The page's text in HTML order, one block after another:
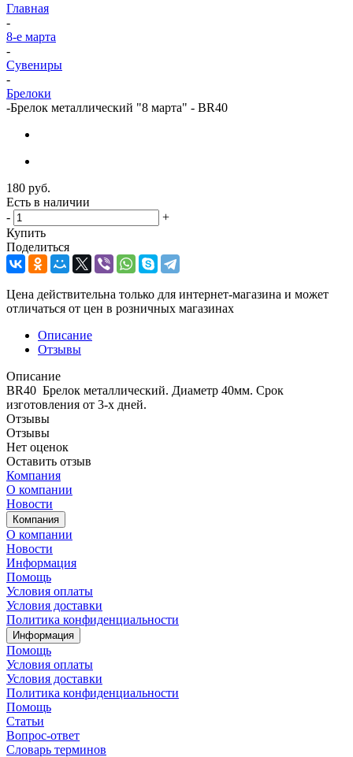
Главная
-
8-е марта
-
Сувениры
-
Брелоки
-Брелок металлический "8 марта" - BR40
180 руб.
Есть в наличии
-
+
Купить
Поделиться
Цена действительна только для интернет-магазина и может
отличаться от цен в розничных магазинах
Описание
Отзывы
Описание
BR40 Брелок металлический. Диаметр 40мм. Срок
изготовления от 3-х дней.
Отзывы
Отзывы
Нет оценок
Оставить отзыв
Компания
О компании
Новости
Компания
О компании
Новости
Информация
Помощь
Условия оплаты
Условия доставки
Политика конфиденциальности
Информация
Помощь
Условия оплаты
Условия доставки
Политика конфиденциальности
Помощь
Статьи
Вопрос-ответ
Словарь терминов